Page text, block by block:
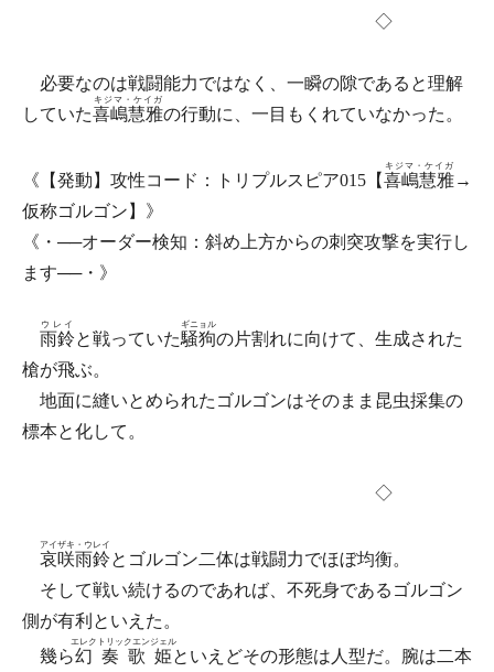
◇
必要なのは戦闘能力ではなく、一瞬の隙であると理解
していた喜嶋慧雅
キジマ・ケイガ
の行動に、一目もくれていなかった。
《【発動】攻性コード：トリプルスピア015【喜嶋慧雅
キジマ・ケイガ
→
仮称ゴルゴン】》
《・──オーダー検知：斜め上方からの刺突攻撃を実行し
ます──・》
雨鈴
ウレイ
と戦っていた騒狗
ギニョル
の片割れに向けて、生成された
槍が飛ぶ。
地面に縫いとめられたゴルゴンはそのまま昆虫採集の
標本と化して。
◇
哀咲雨鈴
アイザキ・ウレイ
とゴルゴン二体は戦闘力でほぼ均衡。
そして戦い続けるのであれば、不死身であるゴルゴン
側が有利といえた。
幾ら幻奏歌姫
エレクトリックエンジェル
といえどその形態は人型だ。腕は二本